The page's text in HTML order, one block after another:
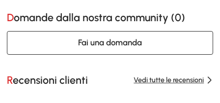
Domande dalla nostra community (0)
Fai una domanda
Recensioni clienti Vedi tutte le recensioni